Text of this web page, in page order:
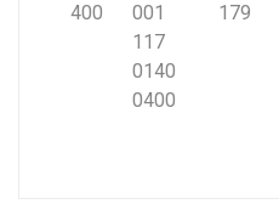
400
001
117
0140
0400
179